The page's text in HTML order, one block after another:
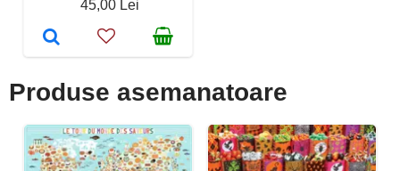
45,00 Lei
Produse asemanatoare